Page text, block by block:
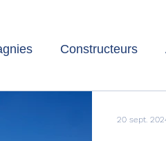
Constructeurs
20 sept.